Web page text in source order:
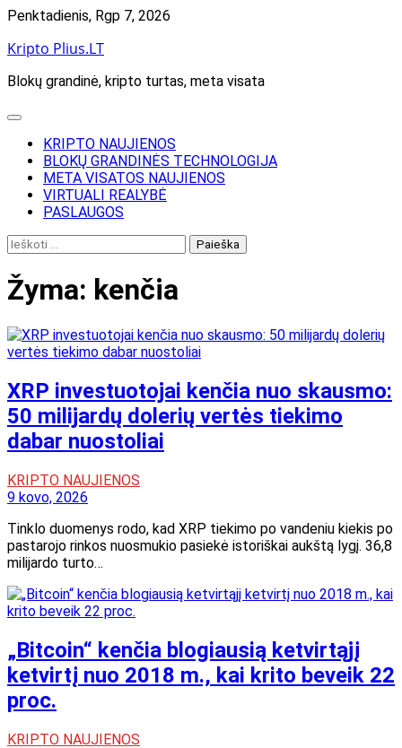
Skip
content
Penktadienis, Rgp 7, 2026
Kripto Plius.LT
Blokų grandinė, kripto turtas, meta visata
KRIPTO NAUJIENOS
BLOKŲ GRANDINĖS TECHNOLOGIJA
META VISATOS NAUJIENOS
VIRTUALI REALYBĖ
PASLAUGOS
Ieškoti:
Žyma: kenčia
XRP investuotojai kenčia nuo skausmo:
50 milijardų dolerių vertės tiekimo
dabar nuostoliai
KRIPTO NAUJIENOS
9 kovo, 2026
Tinklo duomenys rodo, kad XRP tiekimo po vandeniu kiekis po
pastarojo rinkos nuosmukio pasiekė istoriškai aukštą lygį. 36,8
milijardo turto…
„Bitcoin“ kenčia blogiausią ketvirtąjį
ketvirtį nuo 2018 m., kai krito beveik 22
proc.
KRIPTO NAUJIENOS